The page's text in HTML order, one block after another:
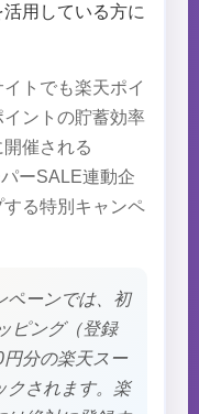
用している方に
トでも楽天ポイ
ントの貯蓄効率
催される
ーSALE連動企
る特別キャンペ
ペーンでは、初
ピング（登録
分の楽天スー
クされます。楽